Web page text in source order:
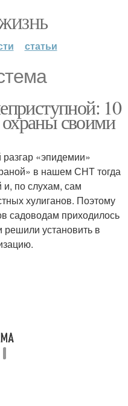
статьи
10
своими
«эпидемии»
в нашем СНТ тогда
по слухам, сам
хулиганов. Поэтому
садоводам приходилось
решили установить в